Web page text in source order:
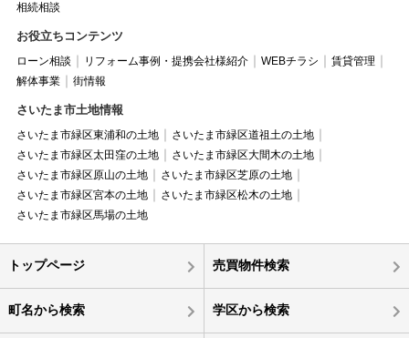
相続相談
お役立ちコンテンツ
ローン相談 リフォーム事例・提携会社様紹介 WEBチラシ
賃貸管理
解体事業
街情報
さいたま市土地情報
さいたま市緑区東浦和の土地
さいたま市緑区道祖土の土地
さいたま市緑区太田窪の土地
さいたま市緑区大間木の土地
さいたま市緑区原山の土地
さいたま市緑区芝原の土地
さいたま市緑区宮本の土地
さいたま市緑区松木の土地
さいたま市緑区馬場の土地
トップページ 売買物件検索
町名から検索 学区から検索